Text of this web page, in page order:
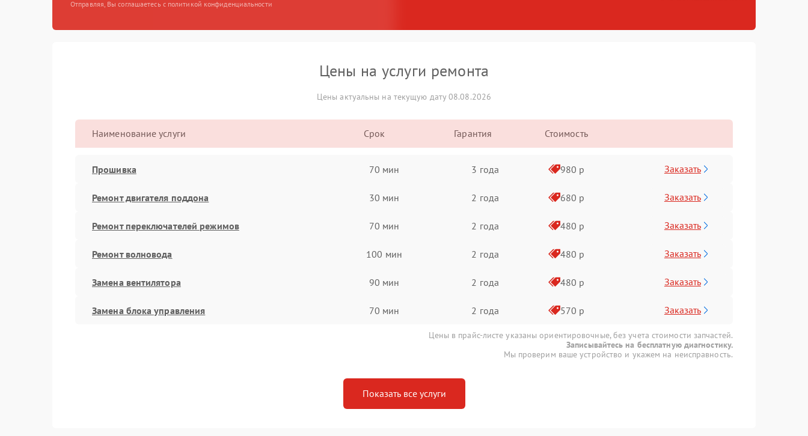
Отправляя, Вы соглашаетесь с политикой конфиденциальности
Цены на услуги ремонта
Цены актуальны на текущую дату 08.08.2026
Наименование услуги Срок Гарантия Стоимость
Прошивка 70 мин 3 года 980 р Заказать
Ремонт двигателя поддона 30 мин 2 года 680 р Заказать
Ремонт переключателей режимов 70 мин 2 года 480 р Заказать
Ремонт волновода 100 мин 2 года 480 р Заказать
Замена вентилятора 90 мин 2 года 480 р Заказать
Замена блока управления 70 мин 2 года 570 р Заказать
Цены в прайс-листе указаны ориентировочные, без учета стоимости запчастей.
Записывайтесь на бесплатную диагностику.
Мы проверим ваше устройство и укажем на неисправность.
Показать все услуги